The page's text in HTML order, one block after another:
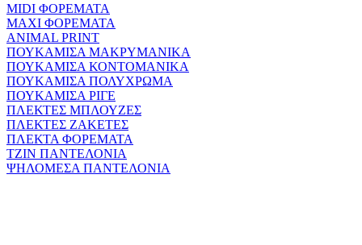
MIDI ΦΟΡΕΜΑΤΑ
MAXI ΦΟΡΕΜΑΤΑ
ANIMAL PRINT
ΠΟΥΚΑΜΙΣΑ ΜΑΚΡΥΜΑΝΙΚΑ
ΠΟΥΚΑΜΙΣΑ ΚΟΝΤΟΜΑΝΙΚΑ
ΠΟΥΚΑΜΙΣΑ ΠΟΛΥΧΡΩΜΑ
ΠΟΥΚΑΜΙΣΑ ΡΙΓΕ
ΠΛΕΚΤΕΣ ΜΠΛΟΥΖΕΣ
ΠΛΕΚΤΕΣ ΖΑΚΕΤΕΣ
ΠΛΕΚΤΑ ΦΟΡΕΜΑΤΑ
ΤΖΙΝ ΠΑΝΤΕΛΟΝΙΑ
ΨΗΛΟΜΕΣΑ ΠΑΝΤΕΛΟΝΙΑ